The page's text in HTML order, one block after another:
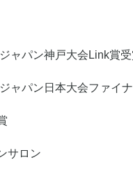
ャパン神戸大会Link賞受
ャパン日本大会ファイナ
サロン